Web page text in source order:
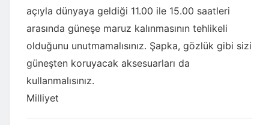
açıyla dünyaya geldiği 11.00 ile 15.00 saatleri
arasında güneşe maruz kalınmasının tehlikeli
olduğunu unutmamalısınız. Şapka, gözlük gibi sizi
güneşten koruyacak aksesuarları da
kullanmalısınız.
Milliyet